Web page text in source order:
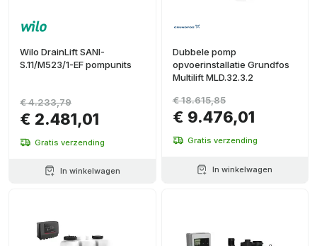
Wilo DrainLift SANI-
S.11/M523/1-EF pompunits
€ 2.481,01
€ 4.233,79
Gratis verzending
In winkelwagen
Dubbele pomp
opvoerinstallatie Grundfos
Multilift MLD.32.3.2
€ 9.476,01
€ 18.615,85
Gratis verzending
In winkelwagen